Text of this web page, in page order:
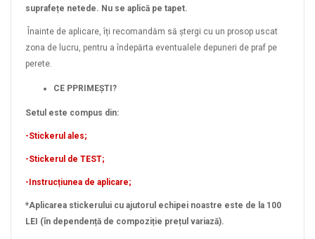
suprafețe netede. Nu se aplică pe tapet.
Înainte de aplicare, îți recomandăm să ștergi cu un prosop uscat
zona de lucru, pentru a îndepărta eventualele depuneri de praf pe
perete.
CE PPRIMEȘTI?
Setul este compus din:
-Stickerul ales;
-Stickerul de TEST;
-Instrucțiunea de aplicare;
*Aplicarea stickerului cu ajutorul echipei noastre este de la 100
LEI (în dependență de compoziție prețul variază).